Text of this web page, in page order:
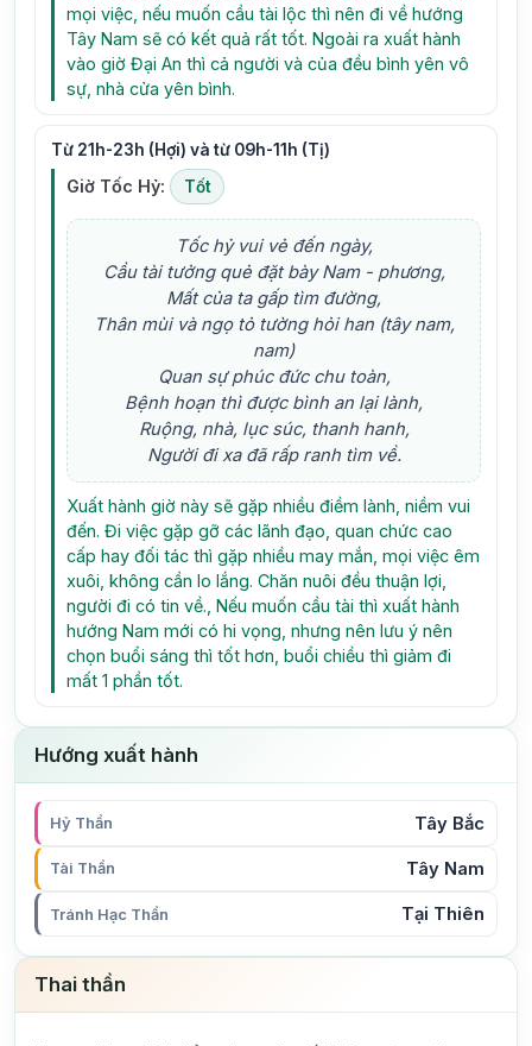
mọi việc, nếu muốn cầu tài lộc thì nên đi về hướng
Tây Nam sẽ có kết quả rất tốt. Ngoài ra xuất hành
vào giờ Đại An thì cả người và của đều bình yên vô
sự, nhà cửa yên bình.
Từ 21h-23h (Hợi) và từ 09h-11h (Tị)
Giờ Tốc Hỷ: Tốt
Tốc hỷ vui vẻ đến ngày,
Cầu tài tưởng quẻ đặt bày Nam - phương,
Mất của ta gấp tìm đường,
Thân mùi và ngọ tỏ tường hỏi han (tây nam,
nam)
Quan sự phúc đức chu toàn,
Bệnh hoạn thì được bình an lại lành,
Ruộng, nhà, lục súc, thanh hanh,
Người đi xa đã rấp ranh tìm về.
Xuất hành giờ này sẽ gặp nhiều điềm lành, niềm vui
đến. Đi việc gặp gỡ các lãnh đạo, quan chức cao
cấp hay đối tác thì gặp nhiều may mắn, mọi việc êm
xuôi, không cần lo lắng. Chăn nuôi đều thuận lợi,
người đi có tin về., Nếu muốn cầu tài thì xuất hành
hướng Nam mới có hi vọng, nhưng nên lưu ý nên
chọn buổi sáng thì tốt hơn, buổi chiều thì giảm đi
mất 1 phần tốt.
Hướng xuất hành
Hỷ Thần Tây Bắc
Tài Thần Tây Nam
Tránh Hạc Thần Tại Thiên
Thai thần